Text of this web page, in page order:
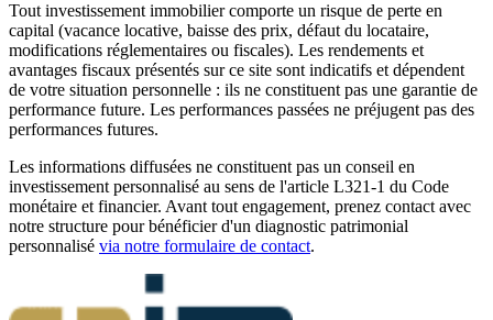
Tout investissement immobilier comporte un risque de perte en
capital (vacance locative, baisse des prix, défaut du locataire,
modifications réglementaires ou fiscales). Les rendements et
avantages fiscaux présentés sur ce site sont indicatifs et dépendent
de votre situation personnelle : ils ne constituent pas une garantie de
performance future. Les performances passées ne préjugent pas des
performances futures.
Les informations diffusées ne constituent pas un conseil en
investissement personnalisé au sens de l'article L321-1 du Code
monétaire et financier. Avant tout engagement, prenez contact avec
notre structure pour bénéficier d'un diagnostic patrimonial
personnalisé via notre formulaire de contact.